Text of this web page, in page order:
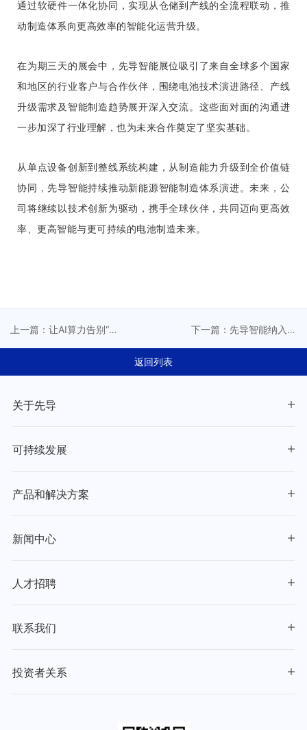
通过软硬件一体化协同，实现从仓储到产线的全流程联动，推
动制造体系向更高效率的智能化运营升级。
在为期三天的展会中，先导智能展位吸引了来自全球多个国家
和地区的行业客户与合作伙伴，围绕电池技术演进路径、产线
升级需求及智能制造趋势展开深入交流。这些面对面的沟通进
一步加深了行业理解，也为未来合作奠定了坚实基础。
从单点设备创新到整线系统构建，从制造能力升级到全价值链
协同，先导智能持续推动新能源智能制造体系演进。未来，公
司将继续以技术创新为驱动，携手全球伙伴，共同迈向更高效
率、更高智能与更可持续的电池制造未来。
上一篇：让AI算力告别“电
下一篇：先导智能纳入沪
返回列表
关于先导
可持续发展
产品和解决方案
新闻中心
人才招聘
联系我们
投资者关系